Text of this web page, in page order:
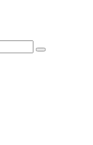
Suchen